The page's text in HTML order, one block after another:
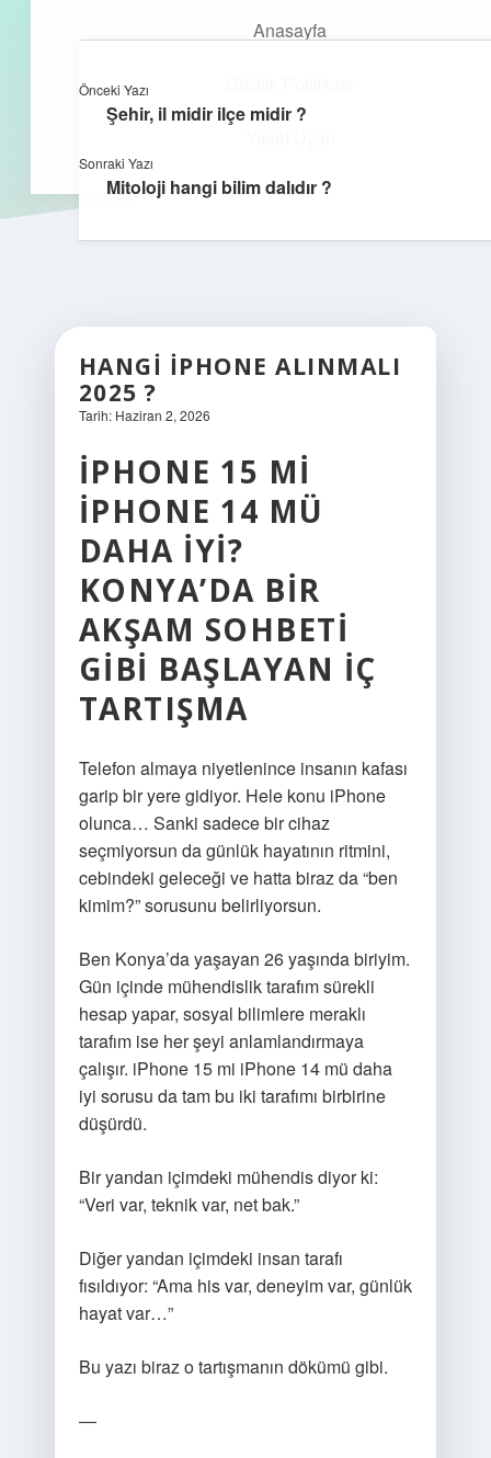
Anasayfa
aç
HANGI IPHONE ALINMALI
2025 ?
Tarih: Haziran 2, 2026
IPHONE 15 MI
IPHONE 14 MÜ
DAHA IYI?
KONYA’DA BIR
AKŞAM SOHBETI
GIBI BAŞLAYAN İÇ
TARTIŞMA
Telefon almaya niyetlenince insanın kafası
garip bir yere gidiyor. Hele konu iPhone
olunca… Sanki sadece bir cihaz
seçmiyorsun da günlük hayatının ritmini,
cebindeki geleceği ve hatta biraz da “ben
kimim?” sorusunu belirliyorsun.
Ben Konya’da yaşayan 26 yaşında biriyim.
Gün içinde mühendislik tarafım sürekli
hesap yapar, sosyal bilimlere meraklı
tarafım ise her şeyi anlamlandırmaya
çalışır. iPhone 15 mi iPhone 14 mü daha
iyi sorusu da tam bu iki tarafımı birbirine
düşürdü.
Bir yandan içimdeki mühendis diyor ki:
“Veri var, teknik var, net bak.”
Diğer yandan içimdeki insan tarafı
fısıldıyor: “Ama his var, deneyim var, günlük
hayat var…”
Bu yazı biraz o tartışmanın dökümü gibi.
—
Önceki Yazı
Şehir, il midir ilçe midir ?
Sonraki Yazı
Mitoloji hangi bilim dalıdır ?